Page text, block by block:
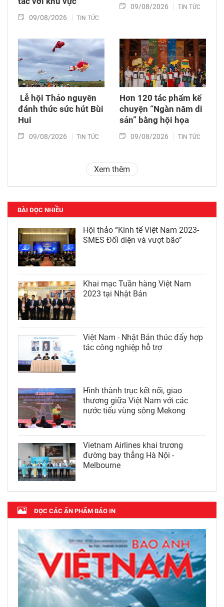
09/08/2026 TIN TỨC
09/08/2026 TIN TỨC
​ Lễ hội Thảo nguyên
đánh thức sức hút Bùi
Hui
09/08/2026 TIN TỨC
Hơn 120 tác phẩm kể
chuyện “Ngàn năm di
sản” bằng hội họa
09/08/2026 TIN TỨC
Xem thêm
BÀI ĐỌC NHIỀU
Hội thảo “Kinh tế Việt Nam 2023-
SMES Đối diện và vượt bão”
Khai mạc Tuần hàng Việt Nam
2023 tại Nhật Bản
Việt Nam - Nhật Bản thúc đẩy hợp
tác công nghiệp hỗ trợ
Hình thành trục kết nối, giao
thương giữa Việt Nam với các
nước tiểu vùng sông Mekong
Vietnam Airlines khai trương
đường bay thẳng Hà Nội -
Melbourne
ĐỌC CÁC ẤN PHẨM BÁO IN